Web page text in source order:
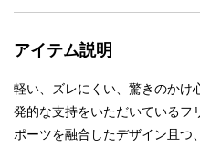
アイテム説明
軽い、ズレにくい、驚きのかけ
発的な支持をいただいているフ
ポーツを融合したデザイン且つ